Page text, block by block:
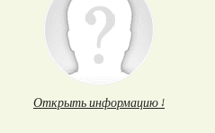
Открыть информацию ↓